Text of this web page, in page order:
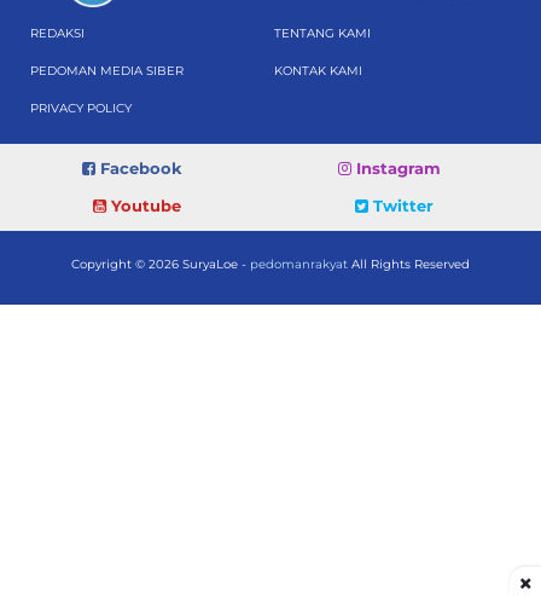
REDAKSI TENTANG KAMI
PEDOMAN MEDIA SIBER KONTAK KAMI
PRIVACY POLICY
Facebook
Instagram
Youtube
Twitter
Copyright © 2026 SuryaLoe - pedomanrakyat All Rights Reserved
×